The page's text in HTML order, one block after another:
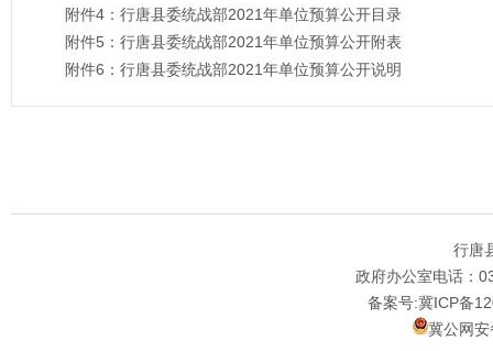
附件4： 行唐县委统战部2021年单位预算公开目录
附件5： 行唐县委统战部2021年单位预算公开附表
附件6： 行唐县委统战部2021年单位预算公开说明